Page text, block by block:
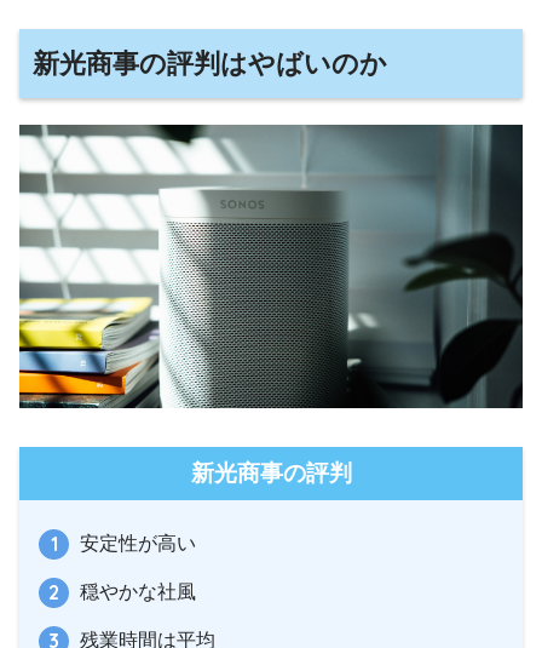
新光商事の評判はやばいのか
新光商事の評判
安定性が高い
穏やかな社風
残業時間は平均